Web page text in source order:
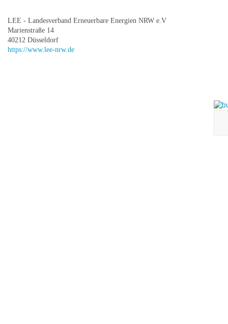
LEE - Landesverband Erneuerbare Energien NRW e.V
Marienstraße 14
40212 Düsseldorf
https://www.lee-nrw.de